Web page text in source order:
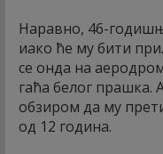
Наравно, 46-
иако ће му бити
се онда на
гаћа белог прашка.
обзиром да му
од 12 година.